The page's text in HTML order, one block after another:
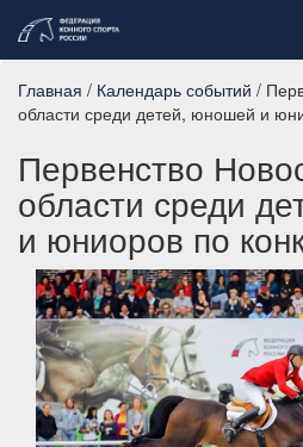
Главная / Календарь событий /
области среди детей, юношей и
Первенство
области среди
и юниоров по